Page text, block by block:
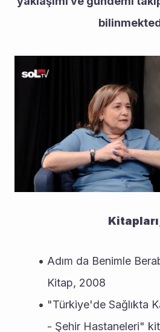
Adım da Benimle
Kitap, 2008
"Türkiye'de Sağlıkta
- Şehir Hastaneleri"